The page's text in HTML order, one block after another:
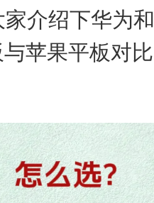
介绍下华为和
苹果平板对比